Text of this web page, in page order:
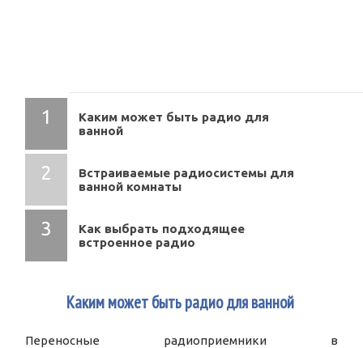
Каким может быть радио для
ванной
Встраиваемые радиосистемы для
ванной комнаты
Как выбрать подходящее
встроенное радио
Каким может быть радио для ванной
Переносные радиоприемники в